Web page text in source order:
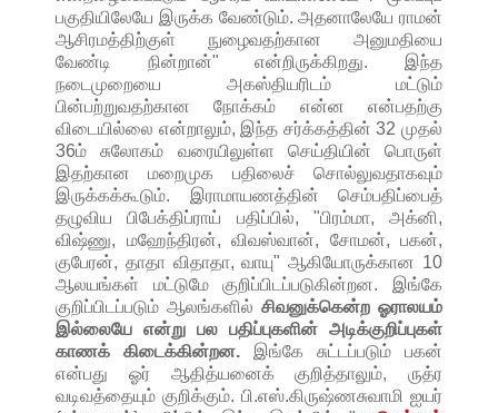
பகுதியிலேயே இருக்க வேண்டும். அதனாலேயே ராமன்
ஆசிரமத்திற்குள் நுழைவதற்கான அனுமதியை
வேண்டி நின்றான்" என்றிருக்கிறது. இந்த
நடைமுறையை அகஸ்தியரிடம் மட்டும்
பின்பற்றுவதற்கான நோக்கம் என்ன என்பதற்கு
விடையில்லை என்றாலும், இந்த சர்க்கத்தின் 32 முதல்
36ம் சுலோகம் வரையிலுள்ள செய்தியின் பொருள்
இதற்கான மறைமுக பதிலைச் சொல்லுவதாகவும்
இருக்கக்கூடும். இராமாயணத்தின் செம்பதிப்பைத்
தழுவிய பிபேக்திப்ராய் பதிப்பில், "பிரம்மா, அக்னி,
விஷ்ணு, மஹேந்திரன், விவஸ்வான், சோமன், பகன்,
குபேரன், தாதா விதாதா, வாயு" ஆகியோருக்கான 10
ஆலயங்கள் மட்டுமே குறிப்பிடப்படுகின்றன. இங்கே
குறிப்பிடப்படும் ஆலங்களில் சிவனுக்கென்ற ஓராலயம்
இல்லையே என்று பல பதிப்புகளின் அடிக்குறிப்புகள்
காணக் கிடைக்கின்றன. இங்கே சுட்டப்படும் பகன்
என்பது ஓர் ஆதித்யனைக் குறித்தாலும், ருத்ர
வடிவத்தையும் குறிக்கும். பி.எஸ்.கிருஷ்ணசுவாமி ஐயர்